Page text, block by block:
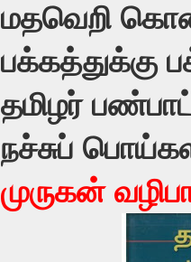
மதவெறி
பக்கத்துக்கு
தமிழர்
நச்சுப்
முருகன்